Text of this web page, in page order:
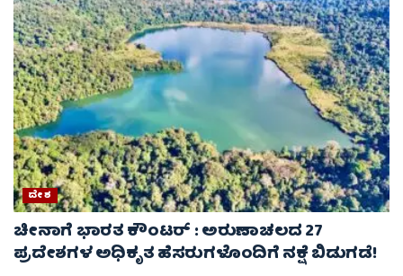
ದೇಶ
ಚೀನಾಗೆ ಭಾರತ ಕೌಂಟರ್ : ಅರುಣಾಚಲದ 27
ಪ್ರದೇಶಗಳ ಅಧಿಕೃತ ಹೆಸರುಗಳೊಂದಿಗೆ ನಕ್ಷೆ ಬಿಡುಗಡೆ!